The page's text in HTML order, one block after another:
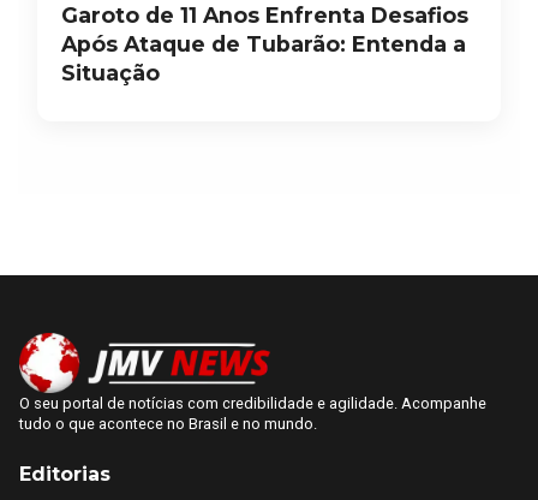
Garoto de 11 Anos Enfrenta Desafios
Após Ataque de Tubarão: Entenda a
Situação
O seu portal de notícias com credibilidade e agilidade. Acompanhe
tudo o que acontece no Brasil e no mundo.
Editorias